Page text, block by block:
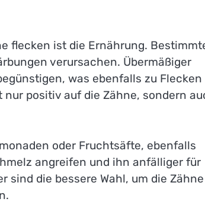
flecken ist die Ernährung.
verursachen. Übermäßiger
was ebenfalls zu Flecken
positiv auf die Zähne, sondern
oder Fruchtsäfte, ebenfalls
angreifen und ihn anfälliger für
sind die bessere Wahl, um die Zähne